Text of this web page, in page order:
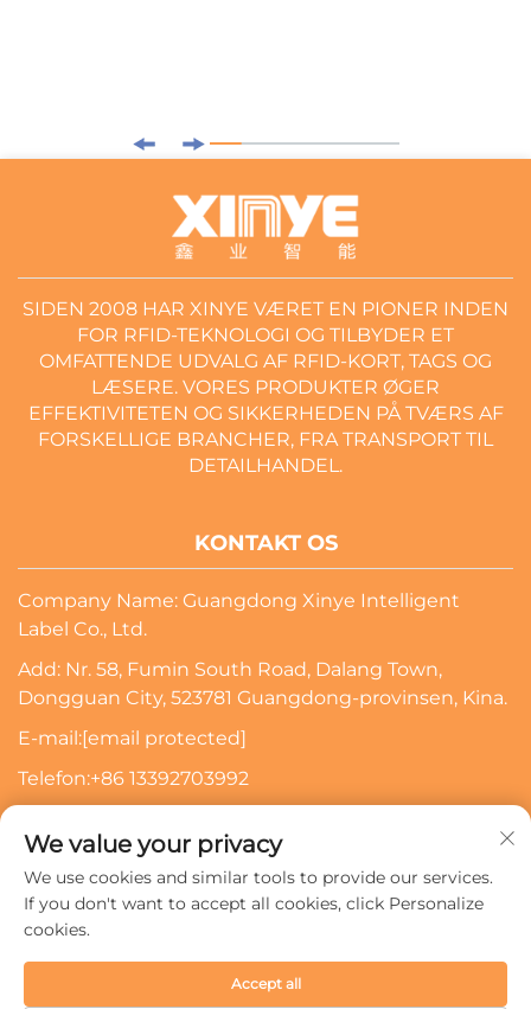
SIDEN 2008 HAR XINYE VÆRET EN PIONER INDEN
FOR RFID-TEKNOLOGI OG TILBYDER ET
OMFATTENDE UDVALG AF RFID-KORT, TAGS OG
LÆSERE. VORES PRODUKTER ØGER
EFFEKTIVITETEN OG SIKKERHEDEN PÅ TVÆRS AF
FORSKELLIGE BRANCHER, FRA TRANSPORT TIL
DETAILHANDEL.
KONTAKT OS
Company Name: Guangdong Xinye Intelligent
Label Co., Ltd.
Add: Nr. 58, Fumin South Road, Dalang Town,
Dongguan City, 523781 Guangdong-provinsen, Kina.
E-mail:[email protected]
Telefon:+86 13392703992
Tilmeld Dig
Ltd. Alle rettigheder forbeholdes.
We value your privacy
We use cookies and similar tools to provide our services.
If you don't want to accept all cookies, click Personalize
cookies.
Accept all